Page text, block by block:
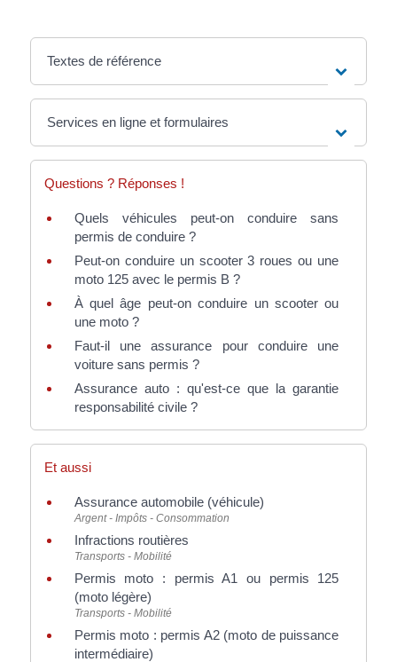
Textes de référence
Services en ligne et formulaires
Questions ? Réponses !
Quels véhicules peut-on conduire sans
permis de conduire ?
Peut-on conduire un scooter 3 roues ou une
moto 125 avec le permis B ?
À quel âge peut-on conduire un scooter ou
une moto ?
Faut-il une assurance pour conduire une
voiture sans permis ?
Assurance auto : qu'est-ce que la garantie
responsabilité civile ?
Et aussi
Assurance automobile (véhicule)
Argent - Impôts - Consommation
Infractions routières
Transports - Mobilité
Permis moto : permis A1 ou permis 125
(moto légère)
Transports - Mobilité
Permis moto : permis A2 (moto de puissance
intermédiaire)